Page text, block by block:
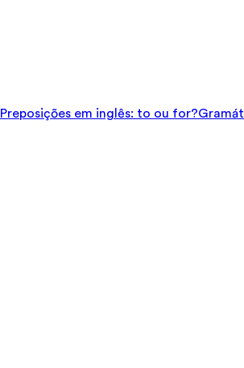
Preposições em inglês: to ou for?